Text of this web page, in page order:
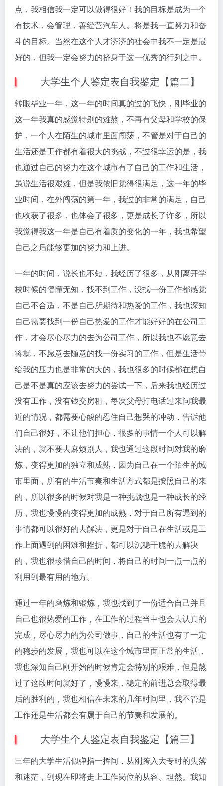
点，我相信我一定可以做得很好！我的目标是成为一个
有技术，会管理，善经营汽车人。将是我一直努力和奋
斗的目标。当然在这个人才济济的社会中我不一定是最
好的，但我一定会努力的挤身于这一优秀的行列之中。
大学生个人鉴定表自我鉴定【篇二】
转眼毕业一年，这一年的时间真的过的飞快，刚毕业的
这一年我真的感觉特别的难熬，不再有父母和学校的保
护，一个人在陌生的城市里面闯荡，不管是对于自己的
生活还是工作都有着很大的挑战，不过很幸运的是，我
也通过自己的努力在这个城市有了自己的工作和生活，
虽说生活很艰难，但是我依旧觉得很满足，这一年的毕
业时间，在外闯荡的第一年，我过的非常的满足，自己
也收获了很多，也体会了很多，更是成长了许多，所以
我觉得我这一年是自己有着质的变化的一年，我也希望
自己之后能够更加的努力和上进。
一年的时间，说长也不短，我经历了很多，从刚离开学
校时候的懵懂无知，找不到工作，没找一份工作都感觉
自己不合适，不是自己所期待和热爱的工作，我也深知
自己需要找到一份自己热爱的工作才能好好的在公司工
作，才会尽心尽力的去为公司工作，所以我也不愿意去
将就，不愿意去随意的找一份实习的工作，但是生活带
给我的压力也是非常的大的，我也很多的时候都在想自
己是不是真的应该去努力的尝试一下，后来我也经历过
没有工作，没有钱交房租，每次父母打电话过来问我最
近的情况，都需要心酸的忍住自己想哭的冲动，告诉他
们自己很好，不让他们担心，很多的事情一个人可以解
决的，就不要去麻烦别人，我也通过这段时间对我的磨
炼，变得更加的独立和成熟，因为自己在一个陌生的城
市里面，所有的生活节奏和生活方式都是按照自己的来
的，所以很多的时候对我是一种挑战也是一种成长的经
历，我也慢慢的变得更加的成熟，对于自己所有遇到的
事情都可以很好的去解决，更是对于自己在生活或是工
作上面遇到的困难和挫折，都可以沉稳干脆的去解决
的，我也很珍惜自己的时间，将自己的时间一点一点的
利用到最有用的地方。
通过一年的磨炼和锻炼，我也找到了一份适合自己并且
自己也很热爱的工作，在工作的过程当中也会去认真的
完成，尽心尽力的为公司做事，自己的生活也有了一定
的稳步的发展，我也可以在这个城市里面正常的生活，
我也深知自己刚开始的时候肯定会特别的艰难，但是熬
过了这段时间就好了，慢慢来，稳定的前进总会取得最
后的胜利的，我也相信在未来的几年时间里，我不管是
工作还是生活都会有属于自己的节奏和发展的。
大学生个人鉴定表自我鉴定【篇三】
三年的大学生活似弹指一挥间，从刚跨入大专时的失落
和迷茫，到现在即将走上工作岗位的从容、坦然。我知